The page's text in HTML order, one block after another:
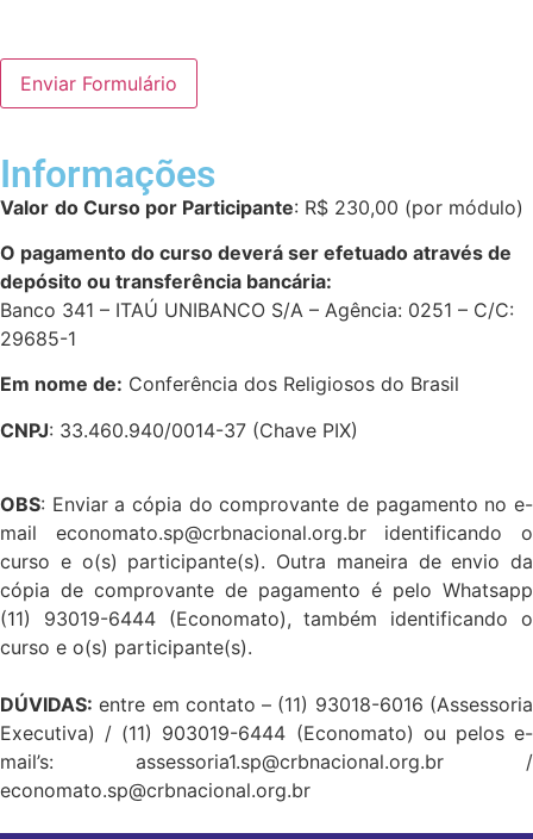
Informações
Valor do Curso por Participante: R$ 230,00 (por módulo)
O pagamento do curso deverá ser efetuado através de
depósito ou transferência bancária:
Banco 341 – ITAÚ UNIBANCO S/A – Agência: 0251 – C/C:
29685-1
Em nome de: Conferência dos Religiosos do Brasil
CNPJ: 33.460.940/0014-37 (Chave PIX)
OBS: Enviar a cópia do comprovante de pagamento no e-
mail economato.sp@crbnacional.org.br identificando o
curso e o(s) participante(s). Outra maneira de envio da
cópia de comprovante de pagamento é pelo Whatsapp
(11) 93019-6444 (Economato), também identificando o
curso e o(s) participante(s).
DÚVIDAS: entre em contato – (11) 93018-6016 (Assessoria
Executiva) / (11) 903019-6444 (Economato) ou pelos e-
mail’s: assessoria1.sp@crbnacional.org.br /
economato.sp@crbnacional.org.br